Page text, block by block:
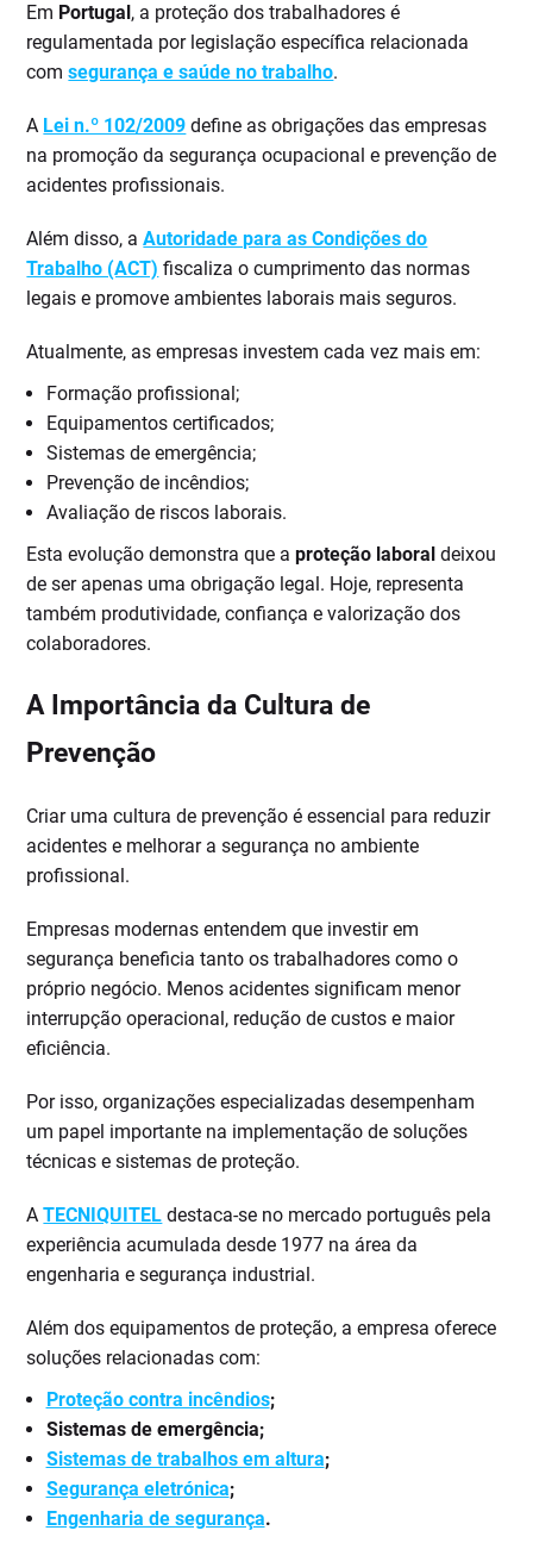
Em Portugal, a proteção dos trabalhadores é
regulamentada por legislação específica relacionada
comsegurança e saúde no trabalho.
A Lei n.º 102/2009 define as obrigações das empresas
na promoção da segurança ocupacional e prevenção de
acidentes profissionais.
Além disso, aAutoridade para as Condições do
Trabalho (ACT) fiscaliza o cumprimento das normas
legais e promove ambientes laborais mais seguros.
Atualmente, as empresas investem cada vez mais em:
Formação profissional;
Equipamentos certificados;
Sistemas de emergência;
Prevenção de incêndios;
Avaliação de riscos laborais.
Esta evolução demonstra que aproteção laboraldeixou
de ser apenas uma obrigação legal. Hoje, representa
também produtividade, confiança e valorização dos
colaboradores.
A Importância da Cultura de
Prevenção
Criar uma cultura de prevenção é essencial para reduzir
acidentes e melhorar a segurança no ambiente
profissional.
Empresas modernas entendem que investir em
segurança beneficia tanto os trabalhadores como o
próprio negócio. Menos acidentes significam menor
interrupção operacional, redução de custos e maior
eficiência.
Por isso, organizações especializadas desempenham
um papel importante na implementação de soluções
técnicas e sistemas de proteção.
ATECNIQUITEL destaca-se no mercado português pela
experiência acumulada desde 1977 na área da
engenharia e segurança industrial.
Além dos equipamentos de proteção, a empresa oferece
soluções relacionadas com:
Proteção contra incêndios;
Sistemas de emergência;
Sistemas de trabalhos em altura;
Segurança eletrónica;
Engenharia de segurança.